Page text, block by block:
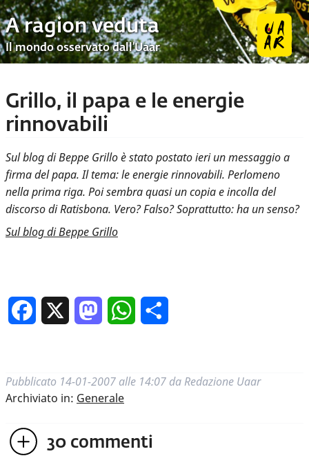
A ragion veduta
Il mondo osservato dall’Uaar
Grillo, il papa e le energie
rinnovabili
Sul blog di Beppe Grillo è stato postato ieri un messaggio a
firma del papa. Il tema: le energie rinnovabili. Perlomeno
nella prima riga. Poi sembra quasi un copia e incolla del
discorso di Ratisbona. Vero? Falso? Soprattutto: ha un senso?
Sul blog di Beppe Grillo
Facebook MastodonWhatsApp
Pubblicato 14-01-2007 alle 14:07 da Redazione Uaar
Archiviato in: Generale
30 commenti